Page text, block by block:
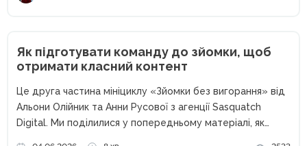
Як підготувати команду до зйомки, щоб
отримати класний контент
Це друга частина мініциклу «Зйомки без вигорання» від
Альони Олійник та Анни Русової з агенції Sasquatch
Digital. Ми поділилися у попередньому матеріалі, як